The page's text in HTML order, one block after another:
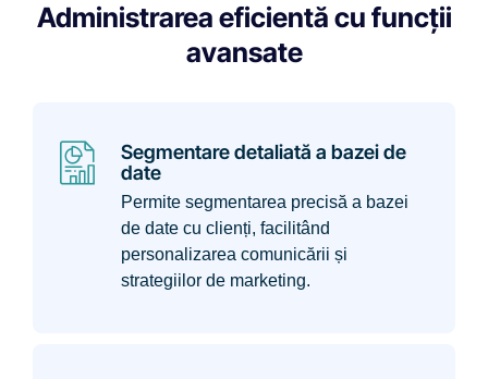
Administrarea eficientă cu funcții
avansate
Segmentare detaliată a bazei de
date
Permite segmentarea precisă a bazei
de date cu clienți, facilitând
personalizarea comunicării și
strategiilor de marketing.